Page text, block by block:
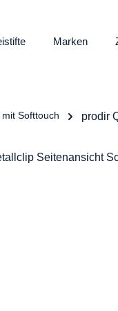
Marken
Softtouch prodir